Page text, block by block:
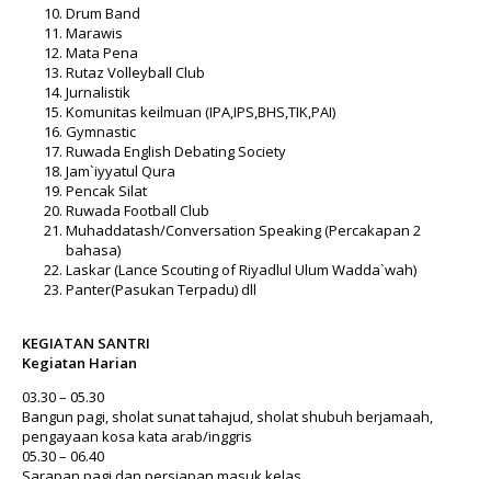
Drum Band
Marawis
Mata Pena
Rutaz Volleyball Club
Jurnalistik
Komunitas keilmuan (IPA,IPS,BHS,TIK,PAI)
Gymnastic
Ruwada English Debating Society
Jam`iyyatul Qura
Pencak Silat
Ruwada Football Club
Muhaddatash/Conversation Speaking (Percakapan 2
bahasa)
Laskar (Lance Scouting of Riyadlul Ulum Wadda`wah)
Panter(Pasukan Terpadu) dll
KEGIATAN SANTRI
Kegiatan Harian
03.30 – 05.30
Bangun pagi, sholat sunat tahajud, sholat shubuh berjamaah,
pengayaan kosa kata arab/inggris
05.30 – 06.40